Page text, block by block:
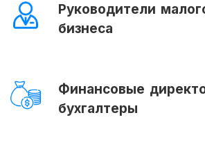
Руководители
бизнеса
Финансовые
бухгалтеры